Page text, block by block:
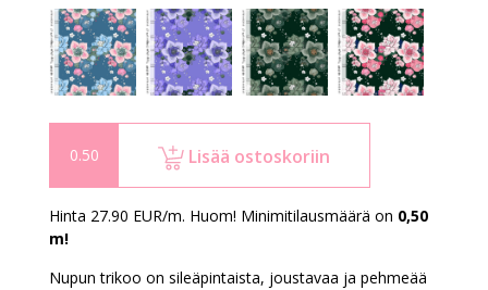
Lisää ostoskoriin
Hinta 27.90 EUR/m. Huom! Minimitilausmäärä on 0,50
m!
Nupun trikoo on sileäpintaista, joustavaa ja pehmeää